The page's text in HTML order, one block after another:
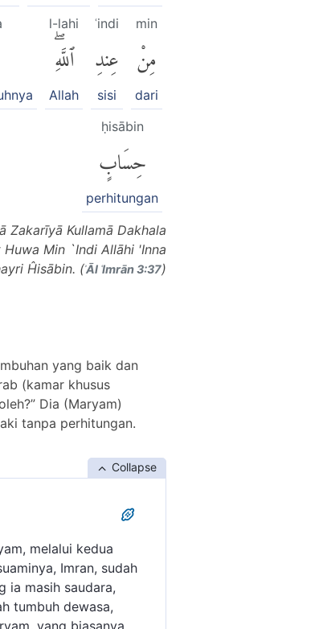
min
مِنْ
dari
ʿindi
عِندِ
sisi
l-lahi
ٱللَّهِۖ
Allah
ḥisābin
حِسَابٍ
perhitungan
Zakarīyā Kullamā Dakhala
Huwa Min `Indi Allāhi 'Inna
Ĥisābin. (ʾĀl ʿImrān 3:37)
yang baik dan
(kamar khusus
Dia (Maryam)
tanpa perhitungan.
Collapse
melalui kedua
Imran, sudah
ia masih saudara,
tumbuh dewasa,